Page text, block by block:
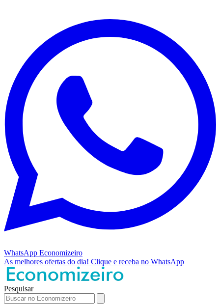
WhatsApp Economizeiro
As melhores ofertas do dia! Clique e receba no WhatsApp
Pesquisar